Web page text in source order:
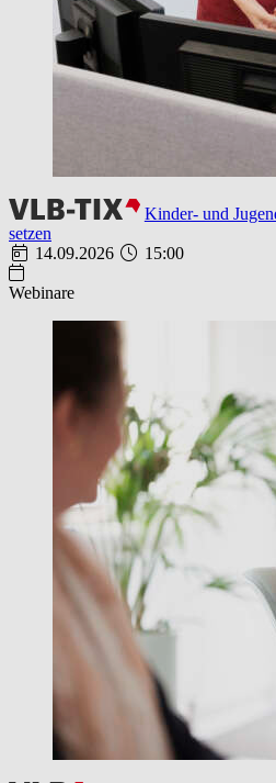
Kinder- und
setzen
14.09.2026
15:00
Webinare